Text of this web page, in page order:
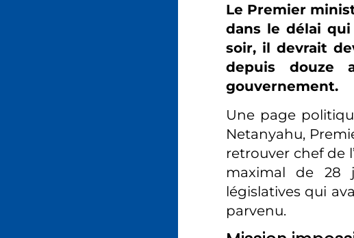
Le Premier
dans le délai
soir, il devrait
depuis
gouvernement.
Une page
Netanyahu,
retrouver chef de
maximal de 28
législatives qui
parvenu.